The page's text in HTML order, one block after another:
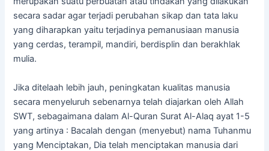
secara sadar agar terjadi perubahan sikap dan tata laku
yang diharapkan yaitu terjadinya pemanusiaan manusia
yang cerdas, terampil, mandiri, berdisplin dan berakhlak
mulia.
Jika ditelaah lebih jauh, peningkatan kualitas manusia
secara menyeluruh sebenarnya telah diajarkan oleh Allah
SWT, sebagaimana dalam Al-Quran Surat Al-Alaq ayat 1-5
yang artinya : Bacalah dengan (menyebut) nama Tuhanmu
yang Menciptakan, Dia telah menciptakan manusia dari